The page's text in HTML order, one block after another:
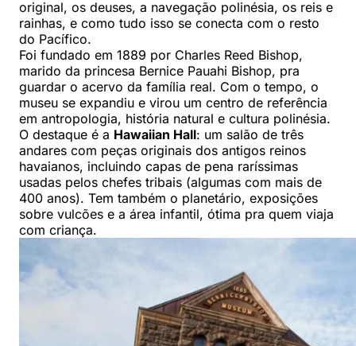
original, os deuses, a navegação polinésia, os reis e
rainhas, e como tudo isso se conecta com o resto
do Pacífico.
Foi fundado em 1889 por Charles Reed Bishop,
marido da princesa Bernice Pauahi Bishop, pra
guardar o acervo da família real. Com o tempo, o
museu se expandiu e virou um centro de referência
em antropologia, história natural e cultura polinésia.
O destaque é a Hawaiian Hall: um salão de três
andares com peças originais dos antigos reinos
havaianos, incluindo capas de pena raríssimas
usadas pelos chefes tribais (algumas com mais de
400 anos). Tem também o planetário, exposições
sobre vulcões e a área infantil, ótima pra quem viaja
com criança.